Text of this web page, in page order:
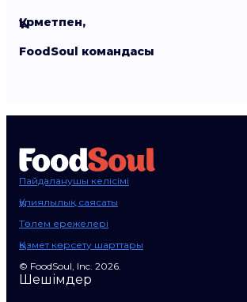
Құрметпен,
FoodSoul командасы
Пайдаланушы келісімі
Құпиялылық саясаты
Төлем ережелері
Қызмет көрсету шарттары
© FoodSoul, Inc. 2026.
Шешімдер